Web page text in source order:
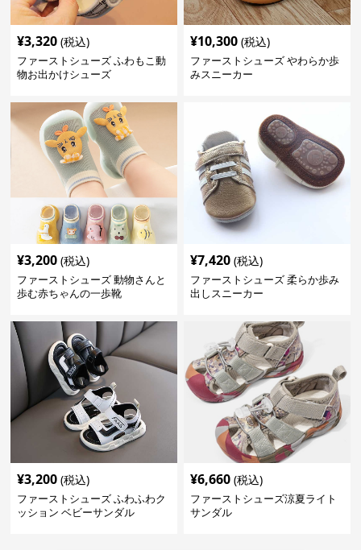
¥3,320 (税込)
ファーストシューズ ふわもこ動
物お出かけシューズ
¥10,300 (税込)
ファーストシューズ やわらか歩
みスニーカー
¥3,200 (税込)
ファーストシューズ 動物さんと
歩む赤ちゃんの一歩靴
¥7,420 (税込)
ファーストシューズ 柔らか歩み
出しスニーカー
¥3,200 (税込)
ファーストシューズ ふわふわク
ッション ベビーサンダル
¥6,660 (税込)
ファーストシューズ涼夏ライト
サンダル